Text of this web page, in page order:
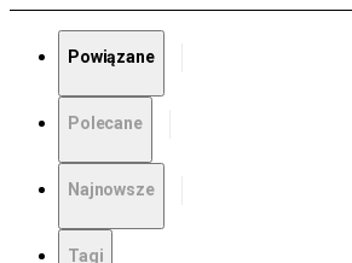
Powiązane
Polecane
Najnowsze
Tagi